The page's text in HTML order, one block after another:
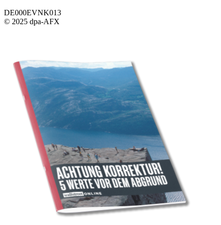
DE000EVNK013
© 2025 dpa-AFX